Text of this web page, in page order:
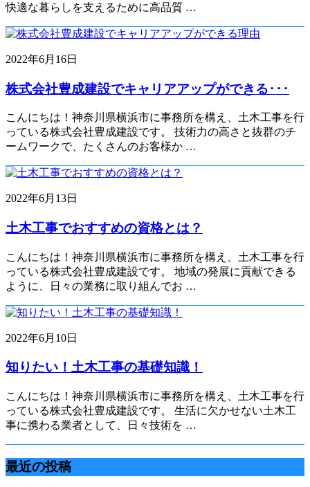
快適な暮らしを支えるために高品質 …
2022年6月16日
株式会社豊成建設でキャリアアップができる･･･
こんにちは！神奈川県横浜市に事務所を構え、土木工事を行
っている株式会社豊成建設です。 技術力の高さと抜群のチ
ームワークで、たくさんのお客様か …
2022年6月13日
土木工事でおすすめの資格とは？
こんにちは！神奈川県横浜市に事務所を構え、土木工事を行
っている株式会社豊成建設です。 地域の発展に貢献できる
ように、日々の業務に取り組んでお …
2022年6月10日
知りたい！土木工事の基礎知識！
こんにちは！神奈川県横浜市に事務所を構え、土木工事を行
っている株式会社豊成建設です。 生活に欠かせない土木工
事に携わる業者として、日々技術を …
最近の投稿